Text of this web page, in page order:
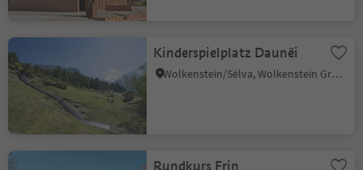
Kinderspielplatz Daunëi
Wolkenstein/Sëlva, Wolkenstein Gröden, Dolomitenregion Gröden
Rundkurs Frin